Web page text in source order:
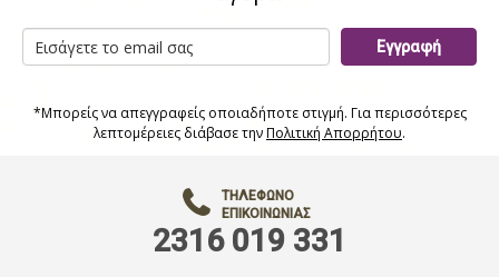
Εγγραφή
*Μπορείς να απεγγραφείς οποιαδήποτε στιγμή. Για περισσότερες
λεπτομέρειες διάβασε τηνΠολιτική Απορρήτου.
ΤΗΛΈΦΩΝΟ
ΕΠΙΚΟΙΝΩΝΊΑΣ
2316 019 331